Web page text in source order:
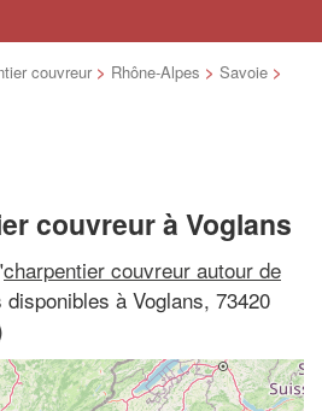
couvreur > Rhône-Alpes > Savoie >
couvreur à Voglans
charpentier couvreur autour de
à Voglans, 73420